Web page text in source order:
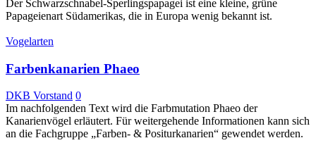
Der Schwarzschnabel-Sperlingspapagei ist eine kleine, grüne
Papageienart Südamerikas, die in Europa wenig bekannt ist.
Vogelarten
Farbenkanarien Phaeo
DKB Vorstand 0
Im nachfolgenden Text wird die Farbmutation Phaeo der
Kanarienvögel erläutert. Für weitergehende Informationen kann sich
an die Fachgruppe „Farben- & Positurkanarien“ gewendet werden.